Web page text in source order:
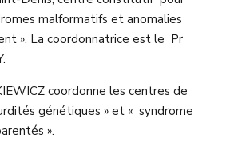
malformatifs et anomalies
». La coordonnatrice est le Pr
coordonne les centres de
génétiques » et « syndrome
».